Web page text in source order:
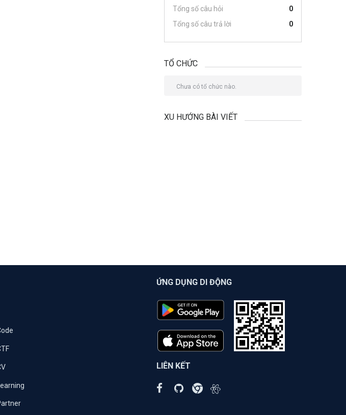
Tổng số câu hỏi
0
Tổng số câu trả lời
0
TỔ CHỨC
Chưa có tổ chức nào.
XU HƯỚNG BÀI VIẾT
ỨNG DỤNG DI ĐỘNG
LIÊN KẾT